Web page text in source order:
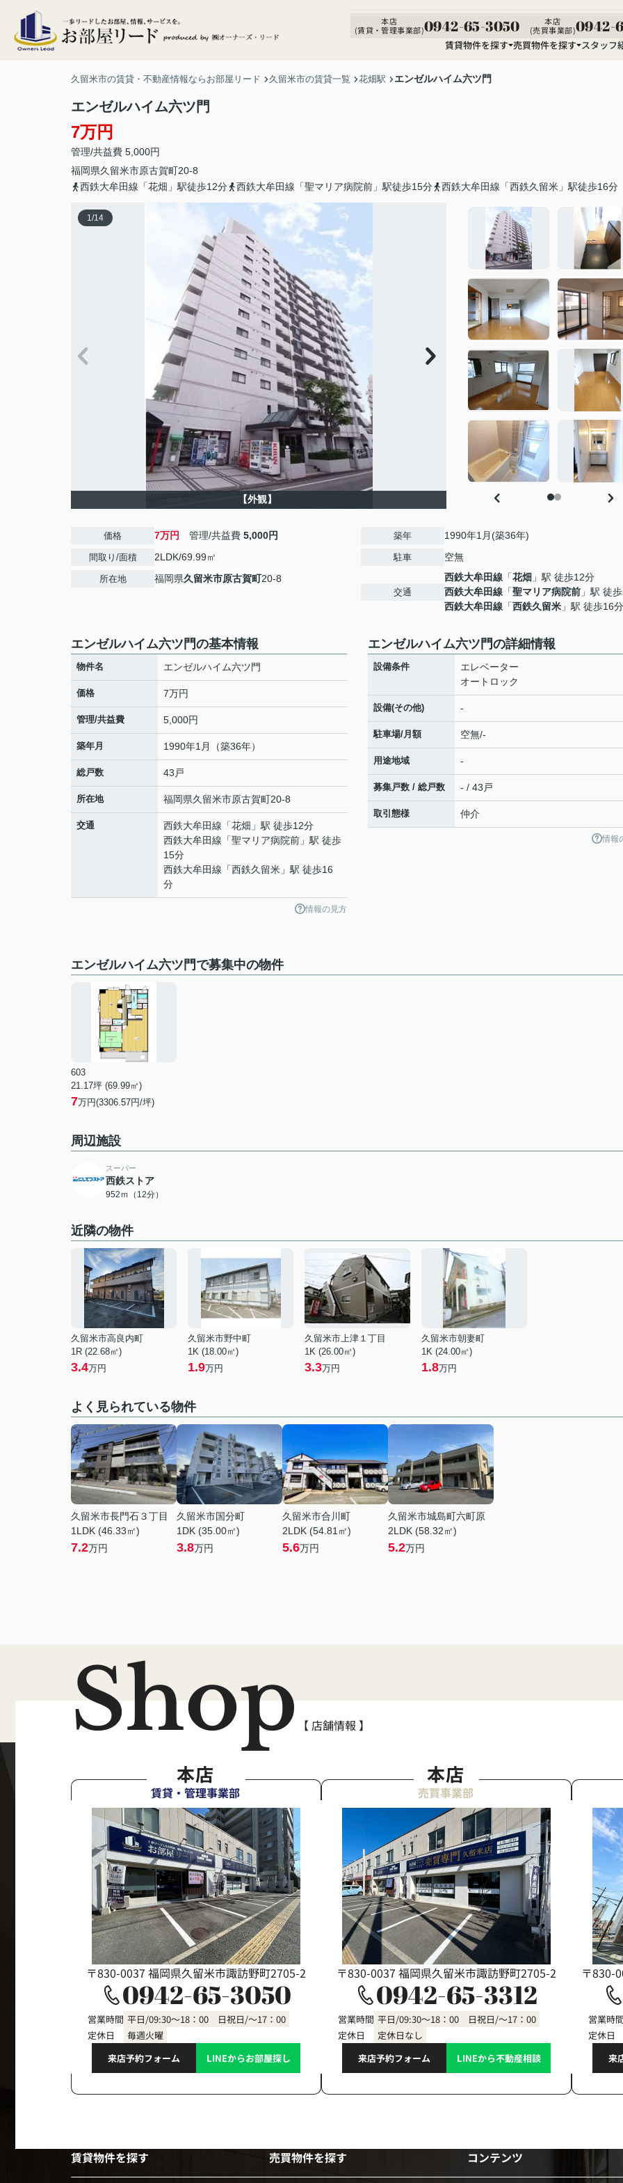
本店
(賃貸・管理事業部)0942-65-3050
本店
(売買事業部)0942-
賃貸物件を探す 売買物件を探す スタッフ
久留米市の賃貸・不動産情報ならお部屋リード 久留米市の賃貸一覧 花畑駅 エンゼルハイム六ツ門
エンゼルハイム六ツ門
7万円
管理/共益費 5,000円
福岡県久留米市原古賀町20-8
西鉄大牟田線「花畑」駅徒歩12分
西鉄大牟田線「聖マリア病院前」駅徒歩15分 西鉄大牟田線「西鉄久留米」駅徒歩16分
1/14
【外観】
価格 7万円 管理/共益費 5,000円
間取り/面積 2LDK/69.99㎡
所在地 福岡県久留米市原古賀町20-8
築年 1990年1月(築36年)
駐車 空無
交通
西鉄大牟田線 「花畑 」駅 徒歩12分
西鉄大牟田線 「聖マリア病院前 」駅 徒
西鉄大牟田線 「西鉄久留米 」駅 徒歩16分
エンゼルハイム六ツ門の基本情報
物件名 エンゼルハイム六ツ門
価格 7万円
管理/共益費 5,000円
築年月 1990年1月（築36年）
総戸数 43戸
所在地 福岡県久留米市原古賀町20-8
交通 西鉄大牟田線 「花畑 」駅 徒歩12分
西鉄大牟田線 「聖マリア病院前 」駅 徒歩
15分
西鉄大牟田線 「西鉄久留米 」駅 徒歩16
分
情報の見方
エンゼルハイム六ツ門の詳細情報
設備条件
エレベーター
オートロック
設備(その他) -
駐車場/月額 空無/-
用途地域 -
募集戸数 / 総戸数 - / 43戸
取引態様 仲介
情報
エンゼルハイム六ツ門で募集中の物件
603
21.17坪 (69.99㎡)
7万円(3306.57円/坪)
周辺施設
スーパー
西鉄ストア
952ｍ（12分）
近隣の物件
久留米市高良内町
1R (22.68㎡)
3.4万円
久留米市野中町
1K (18.00㎡)
1.9万円
久留米市上津１丁目
1K (26.00㎡)
3.3万円
久留米市朝妻町
1K (24.00㎡)
1.8万円
よく見られている物件
久留米市長門石３丁目
1LDK (46.33㎡)
7.2万円
久留米市国分町
1DK (35.00㎡)
3.8万円
久留米市合川町
2LDK (54.81㎡)
5.6万円
久留米市城島町六町原
2LDK (58.32㎡)
5.2万円
Shop 【 店舗情報 】
本店
賃貸・管理事業部
〒830-0037 福岡県久留米市諏訪野町2705-2
0942-65-3050
営業時間 平日/09:30～18：00 日祝日/～17：00
定休日
毎週火曜
来店予約フォーム
LINEからお部屋探し
本店
売買事業部
〒830-0037 福岡県久留米市諏訪野町2705-2
0942-65-3312
営業時間 平日/09:30～18：00 日祝日/～17：00
定休日
定休日なし
来店予約フォーム
LINEから不動産相談
〒830-
営業時
定休日
来
賃貸物件を探す 売買物件を探す コンテンツ